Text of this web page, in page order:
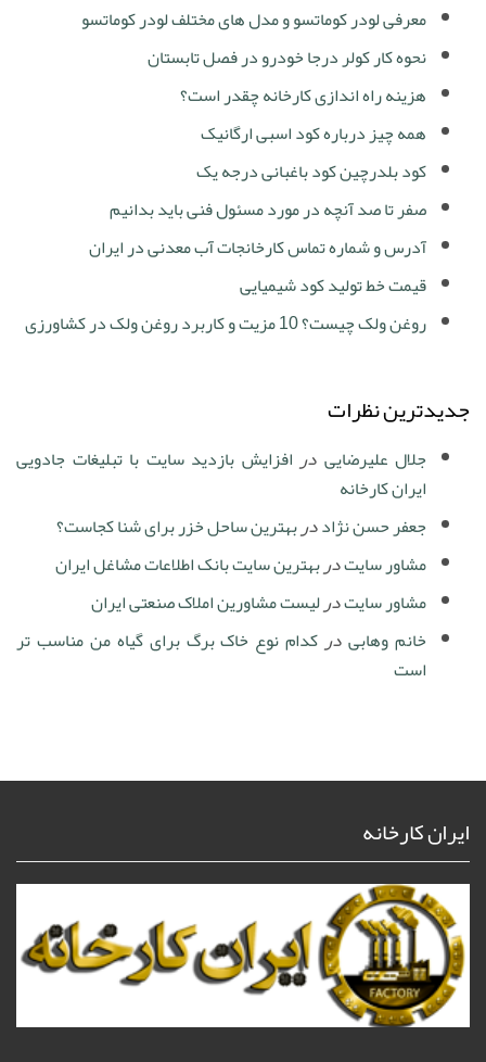
معرفی لودر کوماتسو و مدل های مختلف لودر کوماتسو
نحوه کار کولر درجا خودرو در فصل تابستان
هزینه راه اندازی کارخانه چقدر است؟
همه چیز درباره کود اسبی ارگانیک
کود بلدرچین کود باغبانی درجه یک
صفر تا صد آنچه در مورد مسئول فنی باید بدانیم
آدرس و شماره تماس کارخانجات آب معدنی در ایران
قیمت خط تولید کود شیمیایی
روغن ولک چیست؟ 10 مزیت و کاربرد روغن ولک در کشاورزی
جدیدترین نظرات
جلال علیرضایی درافزایش بازدید سایت با تبلیغات جادویی
ایران کارخانه
جعفر حسن نژاددربهترین ساحل خزر برای شنا کجاست؟
مشاور سایتدربهترین سایت بانک اطلاعات مشاغل ایران
مشاور سایتدرلیست مشاورین املاک صنعتی ایران
خانم وهابیدرکدام نوع خاک برگ برای گیاه من مناسب تر
است
ایران کارخانه